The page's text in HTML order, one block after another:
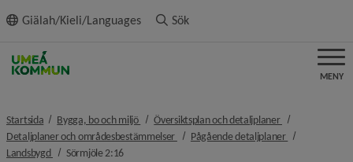
innehållet
Giälah/Kieli/Languages Sök
MENY
Startsida Bygga, bo och miljö nivå i brödsmulenavigeringen
Översiktsplan och detaljplaner nivå i
Detaljplaner och områdesbestämmelser nivå i brödsmulenavigeringen
Pågående detaljplaner nivå i
Landsbygd nivå i brödsmulenavigeringen
Sörmjöle 2:16nivå i brödsmulenavigeringen